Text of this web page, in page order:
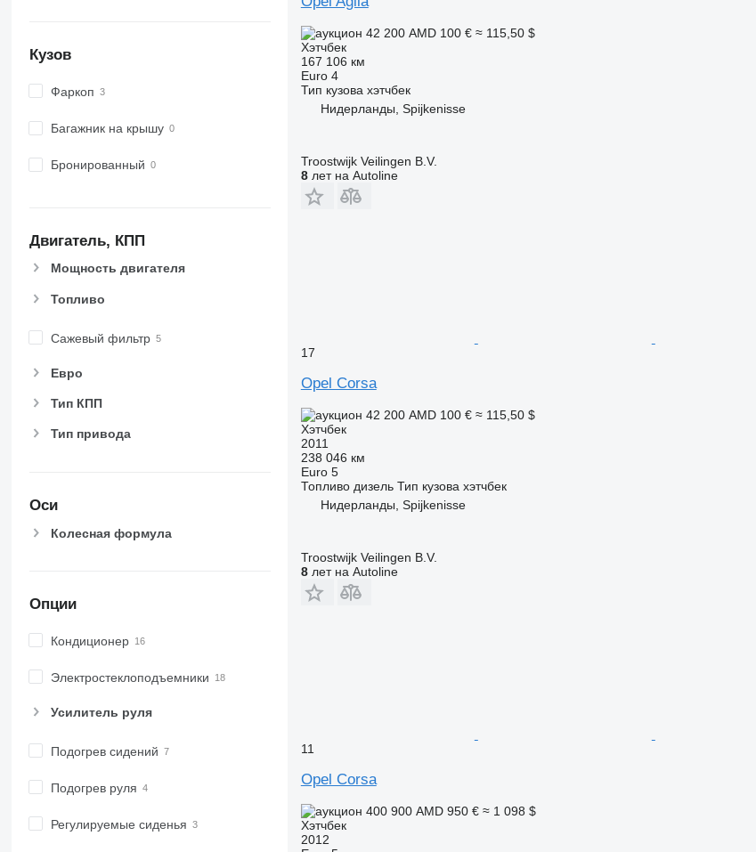
Кузов
Фаркоп
Багажник на крышу
Бронированный
Двигатель, КПП
Мощность двигателя
Топливо
Сажевый фильтр
Евро
Тип КПП
Тип привода
Оси
Колесная формула
Опции
Кондиционер
Электростеклоподъемники
Усилитель руля
Подогрев сидений
Подогрев руля
Регулируемые сиденья
42 200 AMD 100 € ≈ 115,50 $
Хэтчбек
167 106 км
Euro 4
Тип кузова хэтчбек
Нидерланды, Spijkenisse
Troostwijk Veilingen B.V.
8лет на Autoline
17
Opel Corsa
42 200 AMD 100 € ≈ 115,50 $
Хэтчбек
2011
238 046 км
Euro 5
Топливо дизель Тип кузова хэтчбек
Нидерланды, Spijkenisse
Troostwijk Veilingen B.V.
8лет на Autoline
11
Opel Corsa
400 900 AMD 950 € ≈ 1 098 $
Хэтчбек
2012